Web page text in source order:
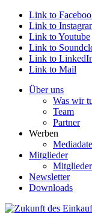
Link to
Link to
Link to Youtube
Link to
Link to
Link to Mail
Über uns
Was wir
Team
Partner
Werben
Mitglieder
Newsletter
Downloads